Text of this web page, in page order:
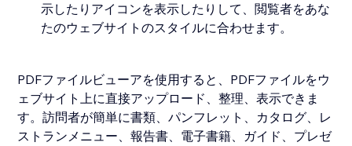
示したりアイコンを表示したりして、閲覧者をあな
たのウェブサイトのスタイルに合わせます。
PDFファイルビューアを使用すると、PDFファイルをウ
ェブサイト上に直接アップロード、整理、表示できま
す。訪問者が簡単に書類、パンフレット、カタログ、レ
ストランメニュー、報告書、電子書籍、ガイド、プレゼ